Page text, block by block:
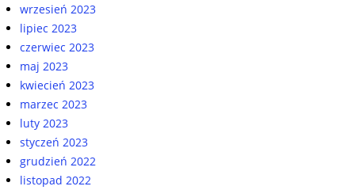
wrzesień 2023
lipiec 2023
czerwiec 2023
maj 2023
kwiecień 2023
marzec 2023
luty 2023
styczeń 2023
grudzień 2022
listopad 2022